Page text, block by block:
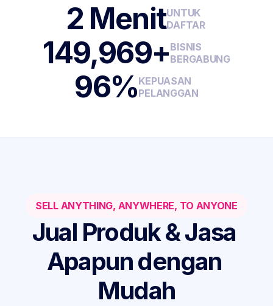
2 MenitUNTUK
DAFTAR
149,969+BISNIS
BERGABUNG
96%KEPUASAN
PELANGGAN
SELL ANYTHING, ANYWHERE, TO ANYONE
Jual Produk & Jasa
Apapun dengan
Mudah